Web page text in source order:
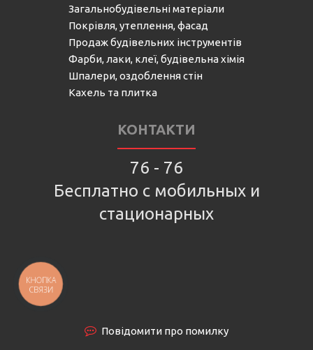
Загальнобудівельні матеріали
Покрівля, утеплення, фасад
Продаж будівельних інструментів
Фарби, лаки, клеї, будівельна хімія
Шпалери, оздоблення стін
Кахель та плитка
КОНТАКТИ
76 - 76
Бесплатно с мобильных и
стационарных
Повідомити про помилку
КНОПКА
СВЯЗИ